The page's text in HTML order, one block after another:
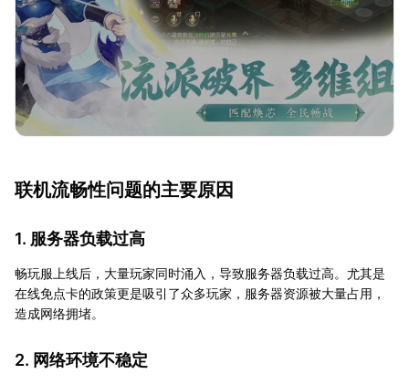
联机流畅性问题的主要原因
1. 服务器负载过高
畅玩服上线后，大量玩家同时涌入，导致服务器负载过高。尤其是
在线免点卡的政策更是吸引了众多玩家，服务器资源被大量占用，
造成网络拥堵。
2. 网络环境不稳定